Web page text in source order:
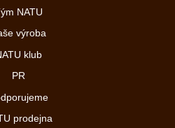
NATU
výroba
klub
PR
prodejna